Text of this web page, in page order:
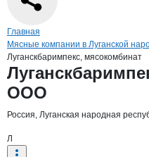
Навигация по
Главная
Мясные компании в Луганской
Луганскбаримпекс, мясокомбинат
Основная
ООО
Россия, Луганская народная
Л